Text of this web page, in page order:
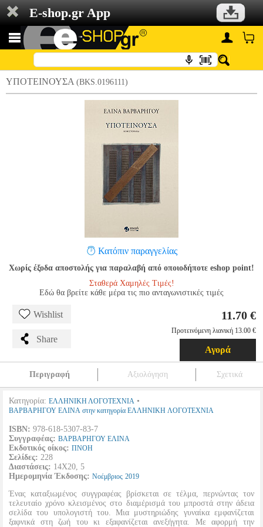
E-shop.gr App
ΥΠΟΤΕΙΝΟΥΣΑ (BKS.0196111)
Κατόπιν παραγγελίας
Χωρίς έξοδα αποστολής για παραλαβή από οποιοδήποτε eshop point!
Σταθερά Χαμηλές Τιμές!
Εδώ θα βρείτε κάθε μέρα τις πιο ανταγωνιστικές τιμές
Wishlist
Share
11.70 €
Προτεινόμενη λιανική 13.00 €
Αγορά
Περιγραφή Αξιολόγηση Σχετικά
Κατηγορία: ΕΛΛΗΝΙΚΗ ΛΟΓΟΤΕΧΝΙΑ •
ΒΑΡΒΑΡΗΓΟΥ ΕΛΙΝΑ στην κατηγορία ΕΛΛΗΝΙΚΗ ΛΟΓΟΤΕΧΝΙΑ
ISBN: 978-618-5307-83-7
Συγγραφέας: ΒΑΡΒΑΡΗΓΟΥ ΕΛΙΝΑ
Εκδοτικός οίκος: ΠΝΟΗ
Σελίδες: 228
Διαστάσεις: 14Χ20, 5
Ημερομηνία Έκδοσης: Νοέμβριος 2019
Ένας καταξιωμένος συγγραφέας βρίσκεται σε τέλμα, περνώντας τον
τελευταίο χρόνο κλεισμένος στο διαμέρισμά του μπροστά στην άδεια
σελίδα του υπολογιστή του. Μια μυστηριώδης γυναίκα εμφανίζεται
ξαφνικά στη ζωή του κι εξαφανίζεται ανεξήγητα. Με αφορμή την